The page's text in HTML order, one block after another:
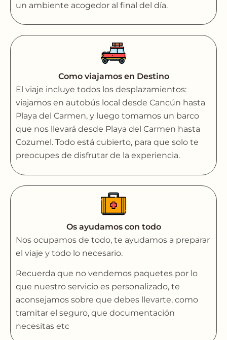
un ambiente acogedor al final del día.
Como viajamos en Destino
El viaje incluye todos los desplazamientos:
viajamos en autobús local desde Cancún hasta
Playa del Carmen, y luego tomamos un barco
que nos llevará desde Playa del Carmen hasta
Cozumel. Todo está cubierto, para que solo te
preocupes de disfrutar de la experiencia.
Os ayudamos con todo
Nos ocupamos de todo, te ayudamos a preparar
el viaje y todo lo necesario.
Recuerda que no vendemos paquetes por lo
que nuestro servicio es personalizado, te
aconsejamos sobre que debes llevarte, como
tramitar el seguro, que documentación
necesitas etc